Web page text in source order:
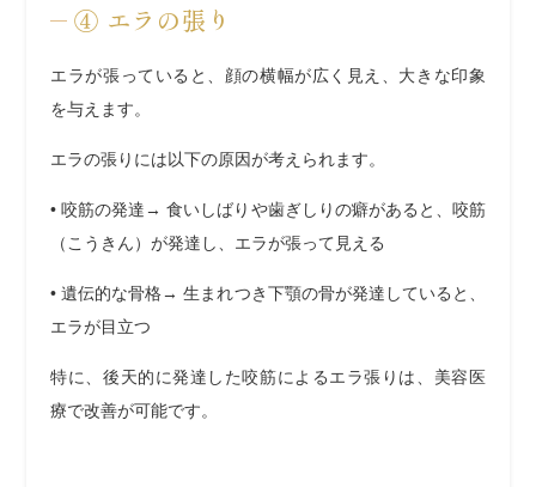
④ エラの張り
エラが張っていると、顔の横幅が広く見え、大きな印象
を与えます。
エラの張りには以下の原因が考えられます。
• 咬筋の発達→ 食いしばりや歯ぎしりの癖があると、咬筋
（こうきん）が発達し、エラが張って見える
• 遺伝的な骨格→ 生まれつき下顎の骨が発達していると、
エラが目立つ
特に、後天的に発達した咬筋によるエラ張りは、美容医
療で改善が可能です。